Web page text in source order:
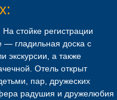
стойке регистрации
— гладильная доска с
экскурсии, а также
Отель открыт
пар, дружеских
радушия и дружелюбия